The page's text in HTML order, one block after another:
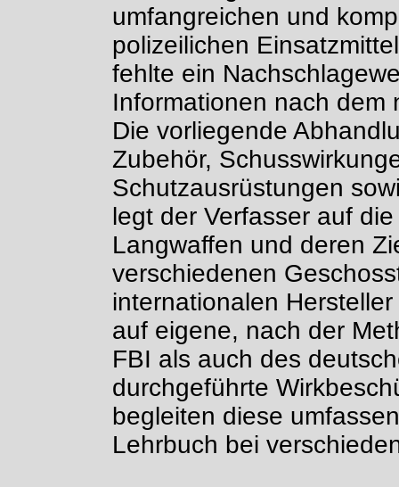
umfangreichen und
polizeilichen
fehlte ein
Informationen nach dem
Die vorliegende
Zubehör,
Schutzausrüstungen
legt der Verfasser auf
Langwaffen und deren
verschiedenen
internationalen
auf eigene, nach der
FBI als auch des
durchgeführte
begleiten diese
Lehrbuch bei